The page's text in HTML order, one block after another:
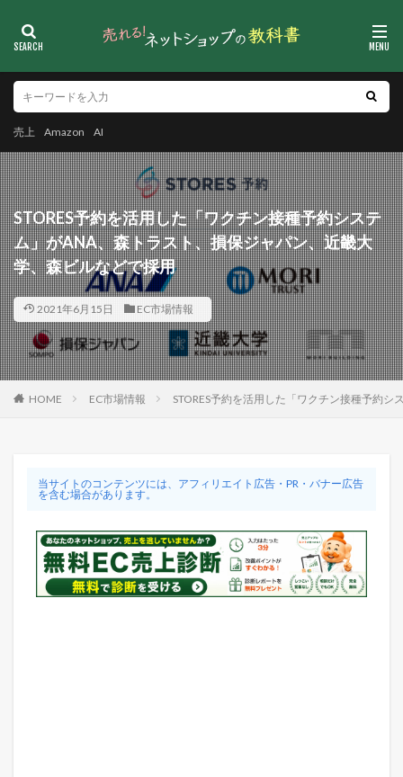
売上 Amazon AI
STORES予約を活用した「ワクチン接種予約システ
ム」がANA、森トラスト、損保ジャパン、近畿大
学、森ビルなどで採用
2021年6月15日 EC市場情報
HOME EC市場情報 STORES予約を活用した「ワクチン接種予約
当サイトのコンテンツには、アフィリエイト広告・PR・バナー広告
を含む場合があります。